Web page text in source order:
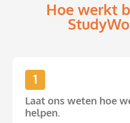
Hoe werkt
1
Laat ons weten hoe
helpen.